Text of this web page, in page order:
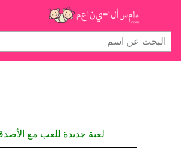
لعبة جديدة للعب مع